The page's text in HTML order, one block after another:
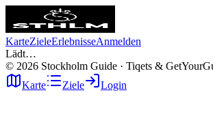
KarteZieleErlebnisseAnmelden
Lädt…
© 2026 Stockholm Guide · Tiqets &
Karte
Ziele Login